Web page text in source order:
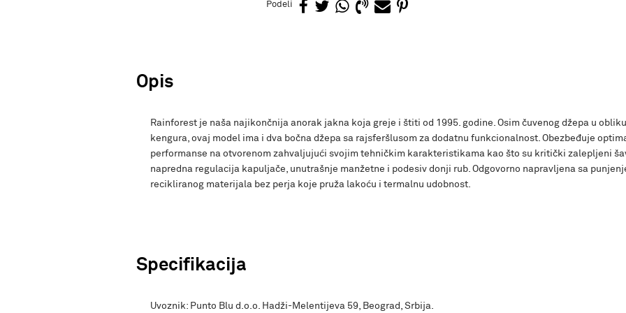
Podeli
Opis
Rainforest je naša najikončnija anorak jakna koja greje i štiti od 1995. godine. Osim čuvenog džepa u obliku
kengura, ovaj model ima i dva bočna džepa sa rajsferšlusom za dodatnu funkcionalnost. Obezbeđuje
performanse na otvorenom zahvaljujući svojim tehničkim karakteristikama kao što su kritički zalepljeni
napredna regulacija kapuljače, unutrašnje manžetne i podesiv donji rub. Odgovorno napravljena sa
recikliranog materijala bez perja koje pruža lakoću i termalnu udobnost.
Specifikacija
Uvoznik: Punto Blu d.o.o. Hadži-Melentijeva 59, Beograd, Srbija.